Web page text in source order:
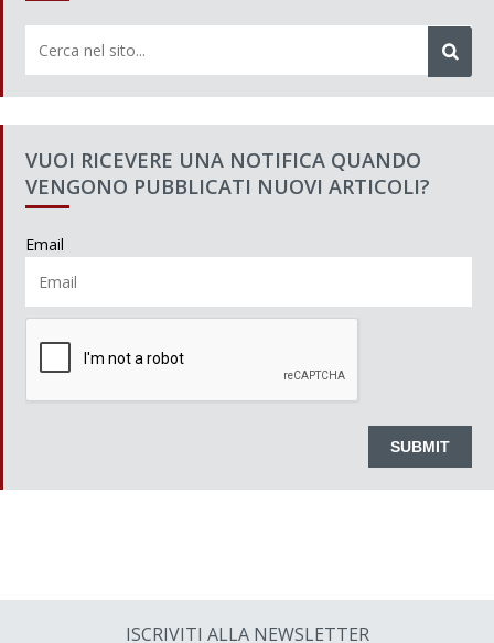
VUOI RICEVERE UNA NOTIFICA QUANDO
VENGONO PUBBLICATI NUOVI ARTICOLI?
Email
ISCRIVITI ALLA NEWSLETTER